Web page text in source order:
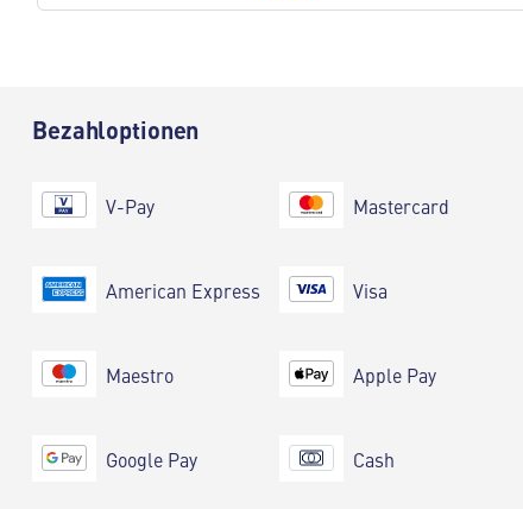
Bezahloptionen
V-Pay
American Express
Maestro
Google Pay
Mastercard
Visa
Apple Pay
Cash